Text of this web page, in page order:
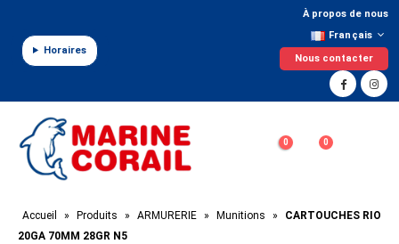
Horaires
À propos de nous
Français
Nous contacter
0 0
Accueil » Produits » ARMURERIE » Munitions »
CARTOUCHES RIO
20GA 70MM 28GR N5